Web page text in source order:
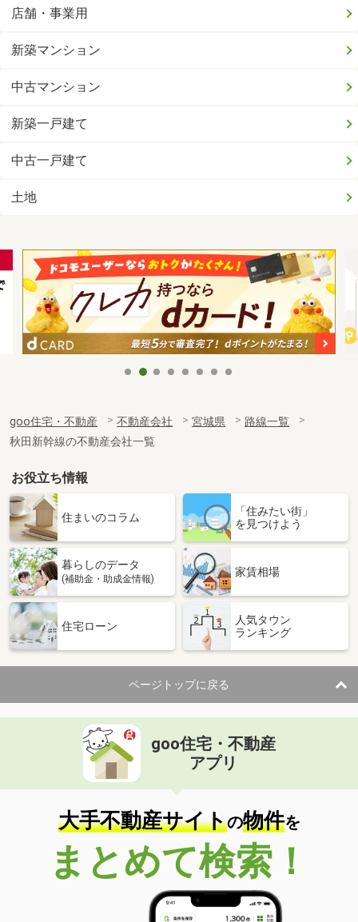
店舗・事業用
新築マンション
中古マンション
新築一戸建て
中古一戸建て
土地
goo住宅・不動産 不動産会社 宮城県
路線一覧
秋田新幹線の不動産会社一覧
お役立ち情報
住まいのコラム
「住みたい街」
を見つけよう
暮らしのデータ
(補助金・助成金情報)
家賃相場
住宅ローン
人気タウン
ランキング
ページトップに戻る
goo住宅・不動産
アプリ
大手不動産サイトの物件を
まとめて検索！